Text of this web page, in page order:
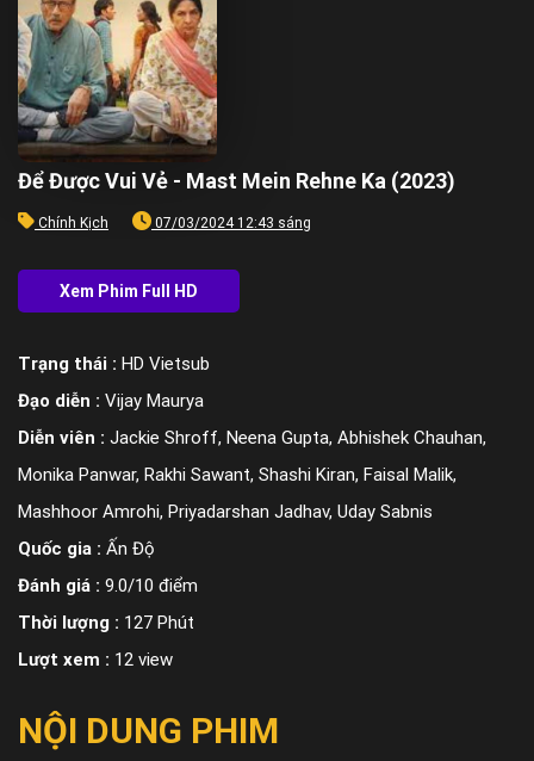
Để Được Vui Vẻ - Mast Mein Rehne Ka (2023)
Chính Kịch 07/03/2024 12:43 sáng
Trạng thái : HD Vietsub
Đạo diễn : Vijay Maurya
Diễn viên : Jackie Shroff, Neena Gupta, Abhishek Chauhan,
Monika Panwar, Rakhi Sawant, Shashi Kiran, Faisal Malik,
Mashhoor Amrohi, Priyadarshan Jadhav, Uday Sabnis
Quốc gia : Ấn Độ
Đánh giá : 9.0/10 điểm
Thời lượng : 127 Phút
Lượt xem : 12 view
NỘI DUNG PHIM